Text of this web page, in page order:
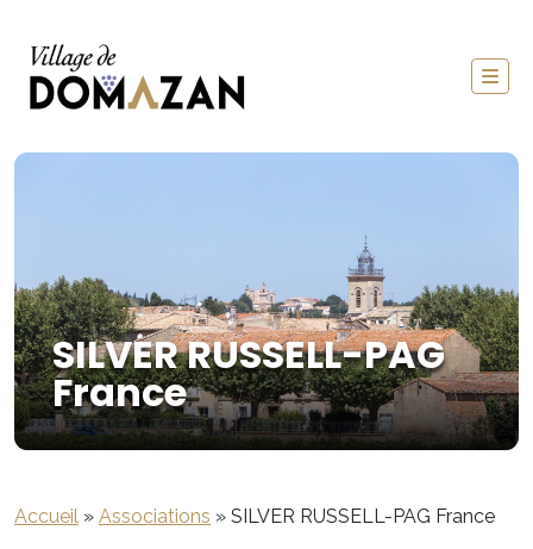
SILVER RUSSELL-PAG
France
Accueil » Associations » SILVER RUSSELL-PAG France